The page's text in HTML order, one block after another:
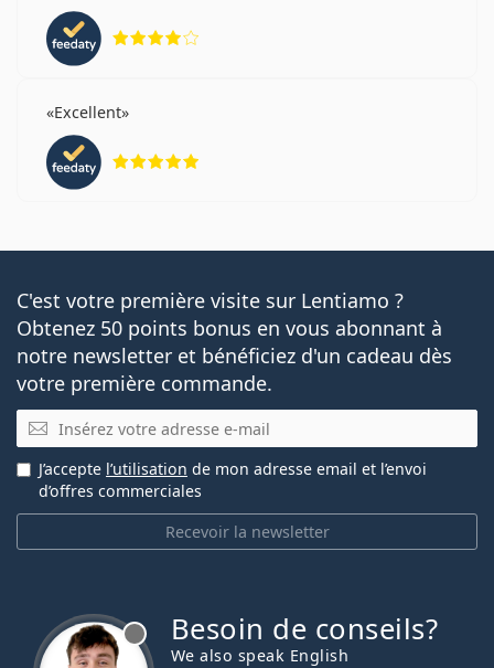
Excellent
C'est votre première visite sur Lentiamo ?
Obtenez 50 points bonus en vous abonnant à
notre newsletter et bénéficiez d'un cadeau dès
votre première commande.
E-mail
Recevoir la newsletter
J’accepte l’utilisation de mon adresse email et l’envoi
d’offres commerciales
Besoin de conseils?
We also speak English